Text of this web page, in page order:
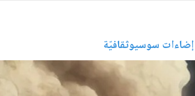
سوسيوثقافيّة